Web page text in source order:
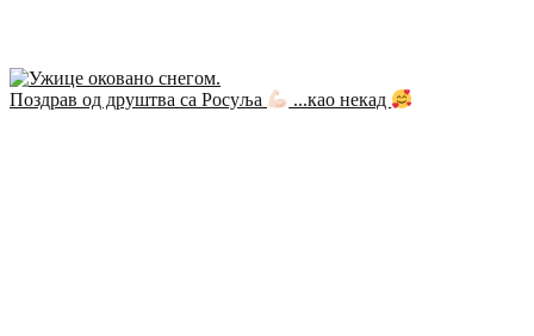
Поздрав од друштва са Росуља ...као некад